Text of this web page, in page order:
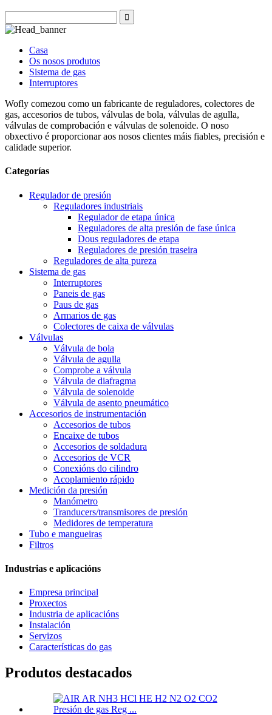
Casa
Os nosos produtos
Sistema de gas
Interruptores
Wofly comezou como un fabricante de reguladores, colectores de
gas, accesorios de tubos, válvulas de bola, válvulas de agulla,
válvulas de comprobación e válvulas de solenoide. O noso
obxectivo é proporcionar aos nosos clientes máis fiables, precisión e
calidade superior.
Categorías
Regulador de presión
Reguladores industriais
Regulador de etapa única
Reguladores de alta presión de fase única
Dous reguladores de etapa
Reguladores de presión traseira
Reguladores de alta pureza
Sistema de gas
Interruptores
Paneis de gas
Paus de gas
Armarios de gas
Colectores de caixa de válvulas
Válvulas
Válvula de bola
Válvula de agulla
Comprobe a válvula
Válvula de diafragma
Válvula de solenoide
Válvula de asento pneumático
Accesorios de instrumentación
Accesorios de tubos
Encaixe de tubos
Accesorios de soldadura
Accesorios de VCR
Conexións do cilindro
Acoplamiento rápido
Medición da presión
Manómetro
Tranducers/transmisores de presión
Medidores de temperatura
Tubo e mangueiras
Filtros
Industrias e aplicacións
Empresa principal
Proxectos
Industria de aplicacións
Instalación
Servizos
Características do gas
Produtos destacados